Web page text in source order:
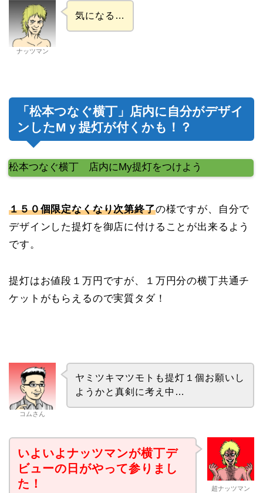
ナッツマン
気になる…
「松本つなぐ横丁」店内に自分がデザイ
ンしたMｙ提灯が付くかも！？
松本つなぐ横丁 店内にMy提灯をつけよう
１５０個限定なくなり次第終了の様ですが、自分で
デザインした提灯を御店に付けることが出来るよう
です。
提灯はお値段１万円ですが、１万円分の横丁共通チ
ケットがもらえるので実質タダ！
コムさん
ヤミツキマツモトも提灯１個お願いし
ようかと真剣に考え中…
超ナッツマン
いよいよナッツマンが横丁デ
ビューの日がやって参りまし
た！